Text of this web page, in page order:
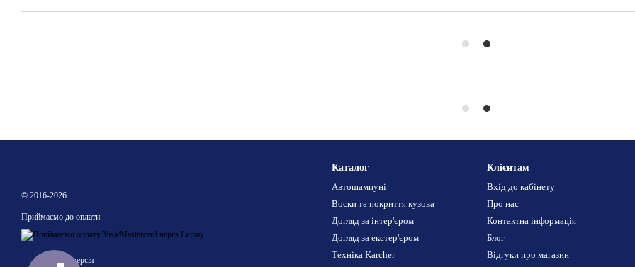
© 2016-2026
Приймаємо до оплати
Мобільна версія
Каталог
Автошампуні
Воски та покриття кузова
Догляд за інтер'єром
Догляд за екстер'єром
Техніка Karcher
Клієнтам
Вхід до кабінету
Про нас
Контактна інформація
Блог
Відгуки про магазин